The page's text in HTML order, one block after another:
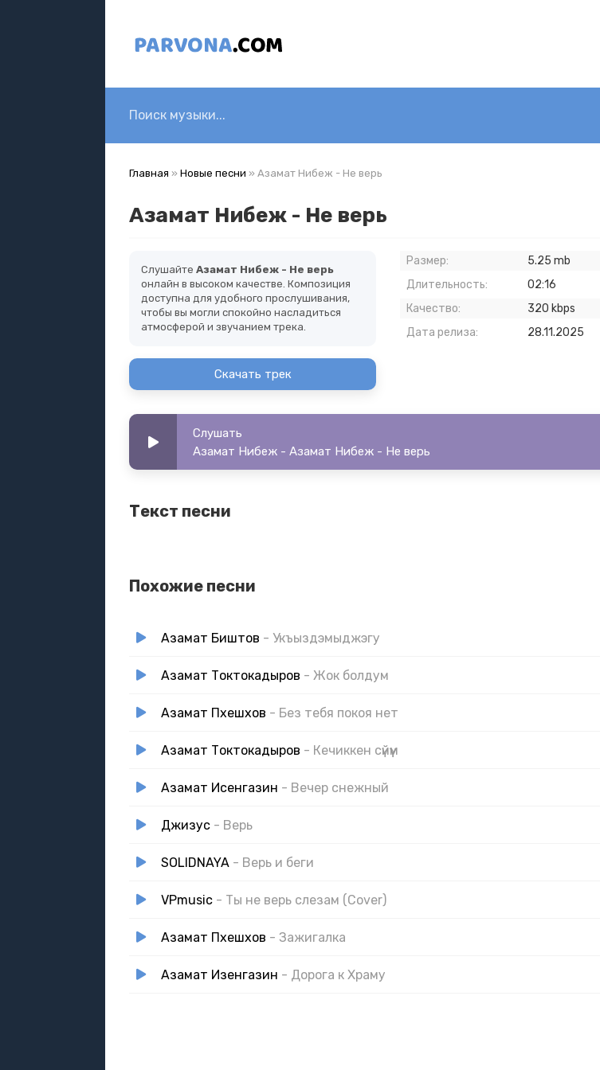
Главная » Новые песни » Азамат Нибеж - Не верь
Азамат Нибеж - Не верь
Слушайте Азамат Нибеж - Не верь
онлайн в высоком качестве. Композиция
доступна для удобного прослушивания,
чтобы вы могли спокойно насладиться
атмосферой и звучанием трека.
Скачать трек
Размер:
5.25 mb
Длительность:
02:16
Качество:
320 kbps
Дата релиза:
28.11.2025
Слушать
Азамат Нибеж - Азамат Нибеж - Не верь
Текст песни
Похожие песни
Азамат Биштов - Укъыздэмыджэгу
Азамат Токтокадыров - Жок болдум
Азамат Пхешхов - Без тебя покоя нет
Азамат Токтокадыров - Кечиккен сүйүүм
Азамат Исенгазин - Вечер снежный
Джизус - Верь
SOLIDNAYA - Верь и беги
VPmusic - Ты не верь слезам (Cover)
Азамат Пхешхов - Зажигалка
Азамат Изенгазин - Дорога к Храму